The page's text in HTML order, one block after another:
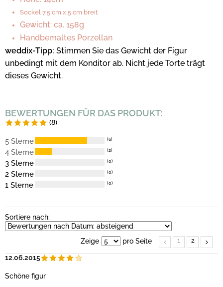
Sockel 7,5 cm x 5 cm breit
Gewicht: ca. 158g
Handbemaltes Porzellan
weddix-Tipp: Stimmen Sie das Gewicht der Figur
unbedingt mit dem Konditor ab. Nicht jede Torte trägt
dieses Gewicht.
BEWERTUNGEN FÜR DAS PRODUKT:
(8)
5 Sterne (6)
4 Sterne (2)
3 Sterne (0)
2 Sterne (0)
1 Sterne (0)
Sortiere nach:
Zeige pro Seite 1 2
12.06.2015
Schöne figur